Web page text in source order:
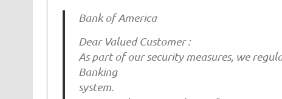
Bank of America
Dear Valued Customer :
As part of our security measures, we
Banking
system.